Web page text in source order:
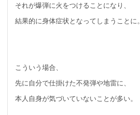
それが爆弾に火をつけることになり、
結果的に身体症状となってしまうことに。
こういう場合、
先に自分で仕掛けた不発弾や地雷に、
本人自身が気づいていないことが多い。